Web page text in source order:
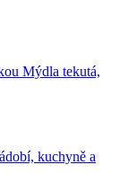
Mýdla tekutá,
kuchyně a